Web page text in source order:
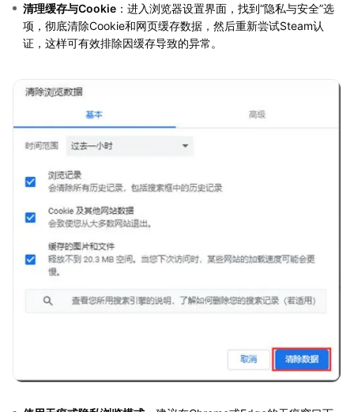
清理缓存与Cookie ：进入浏览器设置界面，找到“隐私与安全”选
项，彻底清除Cookie和网页缓存数据，然后重新尝试Steam认
证，这样可有效排除因缓存导致的异常。